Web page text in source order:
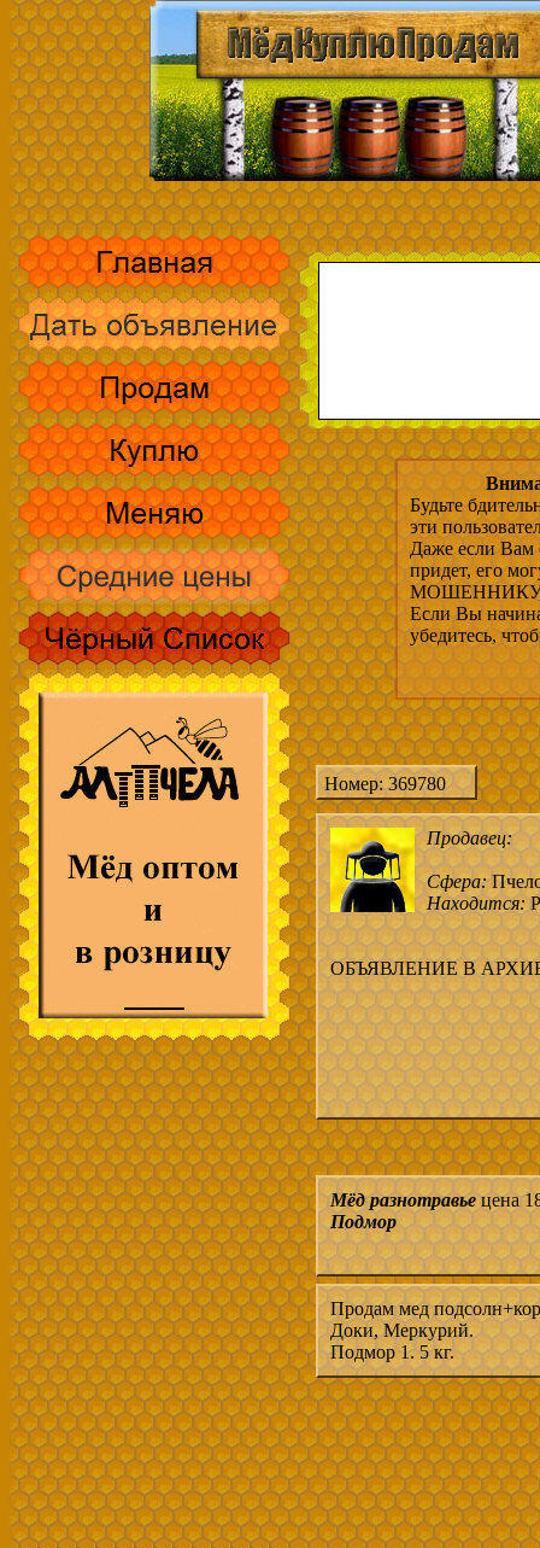
Будьте
эти
Даже если Вам
придет, его
МОШЕННИКУ,
Если Вы
убедитесь,
Номер: 369780
Продавец:
Сфера:
Находится:
ОБЪЯВЛЕНИЕ В
Мёд разнотравьецена
Подмор
Продам мед
Доки, Меркурий.
Подмор 1. 5 кг.